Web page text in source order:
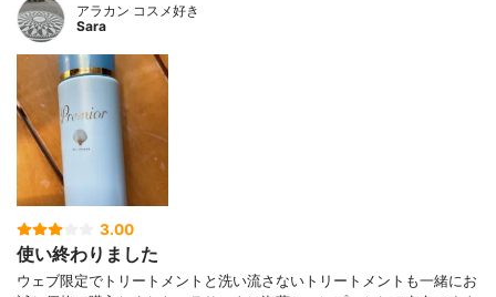
アラカン コスメ好き
Sara
3.00
使い終わりました
ウェブ限定でトリートメントと洗い流さないトリートメントも一緒にお